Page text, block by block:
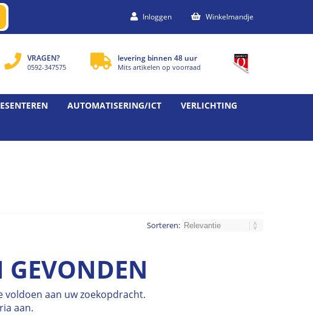
Inloggen Winkelmandje
levering binnen 48 uur
Mits artikelen op voorraad
VRAGEN?
0592-347575
AUTOMATISERING/ICT
VERLICHTING
Sorteren:
GEVONDEN
voldoen aan uw zoekopdracht.
aan.